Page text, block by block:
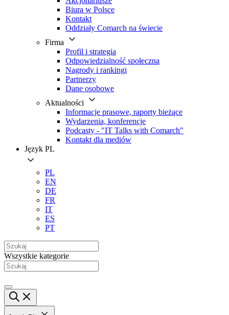
Biura w Polsce
Kontakt
Oddziały Comarch na świecie
Firma
Profil i strategia
Odpowiedzialność społeczna
Nagrody i rankingi
Partnerzy
Dane osobowe
Aktualności
Informacje prasowe, raporty bieżące
Wydarzenia, konferencje
Podcasty - "IT Talks with Comarch"
Kontakt dla mediów
Język PL
PL
EN
DE
FR
IT
ES
PT
Wszystkie kategorie